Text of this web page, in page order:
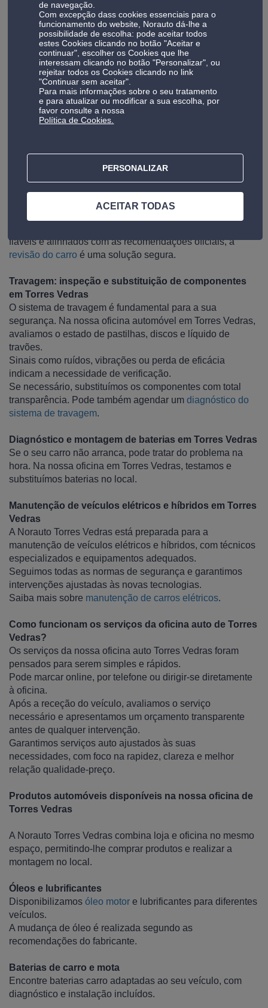
Esta solução é ideal para quem procura pneus em Torres
Vedras com montagem profissional incluída.
A montagem de pneus demora, em média, cerca de 2
horas, permitindo resolver tudo no próprio dia. Durante o
serviço, realizamos verificações essenciais para garantir
segurança e desempenho.
Também disponibilizamos montagem de pneus de mota,
adaptada a diferentes tipos de veículos.
Saiba mais sobre a nossaoficina de pneus
de óleo e verificação dos principais componentes,
fiáveis e alinhados com as recomendações oficiais, a
revisão do carro é uma solução segura.
Travagem: inspeção e substituição de componentes
em Torres Vedras
O sistema de travagem é fundamental para a sua
segurança. Na nossa oficina automóvel em Torres Vedras,
avaliamos o estado de pastilhas, discos e líquido de
travões.
Sinais como ruídos, vibrações ou perda de eficácia
indicam a necessidade de verificação.
Se necessário, substituímos os componentes com total
transparência. Pode também agendar um diagnóstico do
sistema de travagem.
Diagnóstico e montagem de baterias em Torres Vedras
Se o seu carro não arranca, pode tratar do problema na
hora. Na nossa oficina em Torres Vedras, testamos e
substituímos baterias no local.
Manutenção de veículos elétricos e híbridos em Torres
Vedras
A Norauto Torres Vedras está preparada para a
manutenção de veículos elétricos e híbridos, com técnicos
especializados e equipamentos adequados.
Seguimos todas as normas de segurança e garantimos
intervenções ajustadas às novas tecnologias.
Saiba mais sobre manutenção de carros elétricos.
Como funcionam os serviços da oficina auto de Torres
Vedras?
Os serviços da nossa oficina auto Torres Vedras foram
pensados para serem simples e rápidos.
Pode marcar online, por telefone ou dirigir-se diretamente
à oficina.
Após a receção do veículo, avaliamos o serviço
necessário e apresentamos um orçamento transparente
antes de qualquer intervenção.
Garantimos serviços auto ajustados às suas
necessidades, com foco na rapidez, clareza e melhor
relação qualidade-preço.
Produtos automóveis disponíveis na nossa oficina de
Torres Vedras
A Norauto Torres Vedras combina loja e oficina no mesmo
espaço, permitindo-lhe comprar produtos e realizar a
montagem no local.
Óleos e lubrificantes
Disponibilizamos óleo motor e lubrificantes para diferentes
veículos.
A mudança de óleo é realizada segundo as
recomendações do fabricante.
Baterias de carro e mota
Encontre baterias carro adaptadas ao seu veículo, com
diagnóstico e instalação incluídos.
de navegação.
Com excepção dass cookies essenciais para o
funcionamento do website, Norauto dá-lhe a
possibilidade de escolha: pode aceitar todos
estes Cookies clicando no botão "Aceitar e
continuar", escolher os Cookies que lhe
interessam clicando no botão "Personalizar", ou
rejeitar todos os Cookies clicando no link
"Continuar sem aceitar".
Para mais informações sobre o seu tratamento
e para atualizar ou modificar a sua escolha, por
favor consulte a nossa
Política de Cookies.
PERSONALIZAR
ACEITAR TODAS